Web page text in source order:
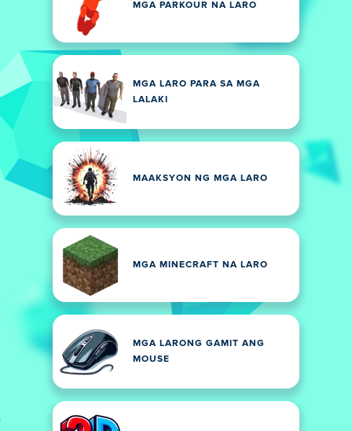
MGA PARKOUR NA LARO
MGA LARO PARA SA MGA
LALAKI
MAAKSYON NG MGA LARO
MGA MINECRAFT NA LARO
MGA LARONG GAMIT ANG
MOUSE